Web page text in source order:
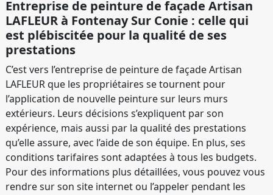
Entreprise de peinture de façade Artisan
LAFLEUR à Fontenay Sur Conie : celle qui
est plébiscitée pour la qualité de ses
prestations
C’est vers l’entreprise de peinture de façade Artisan
LAFLEUR que les propriétaires se tournent pour
l’application de nouvelle peinture sur leurs murs
extérieurs. Leurs décisions s’expliquent par son
expérience, mais aussi par la qualité des prestations
qu’elle assure, avec l’aide de son équipe. En plus, ses
conditions tarifaires sont adaptées à tous les budgets.
Pour des informations plus détaillées, vous pouvez vous
rendre sur son site internet ou l’appeler pendant les